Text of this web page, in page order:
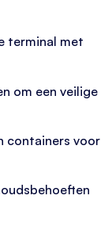
terminal met
om een veilige
containers voor